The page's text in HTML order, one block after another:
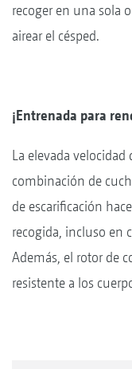
recoger en una sola
airear el césped.
¡Entrenada para
La elevada
combinación de
de escarificación
recogida, incluso en
Además, el rotor de
resistente a los